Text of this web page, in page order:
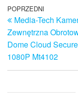
Nawigacja
wpisu
Poprzedni
wpis
POPRZEDNI
Media-Tech
Zewnętrzna
Dome Cloud
1080P Mt4102